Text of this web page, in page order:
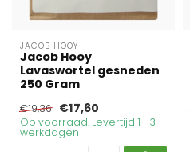
JACOB HOOY
Jacob Hooy
Lavaswortel gesneden
250 Gram
€19,36 €17,60
Op voorraad. Levertijd 1 - 3
werkdagen